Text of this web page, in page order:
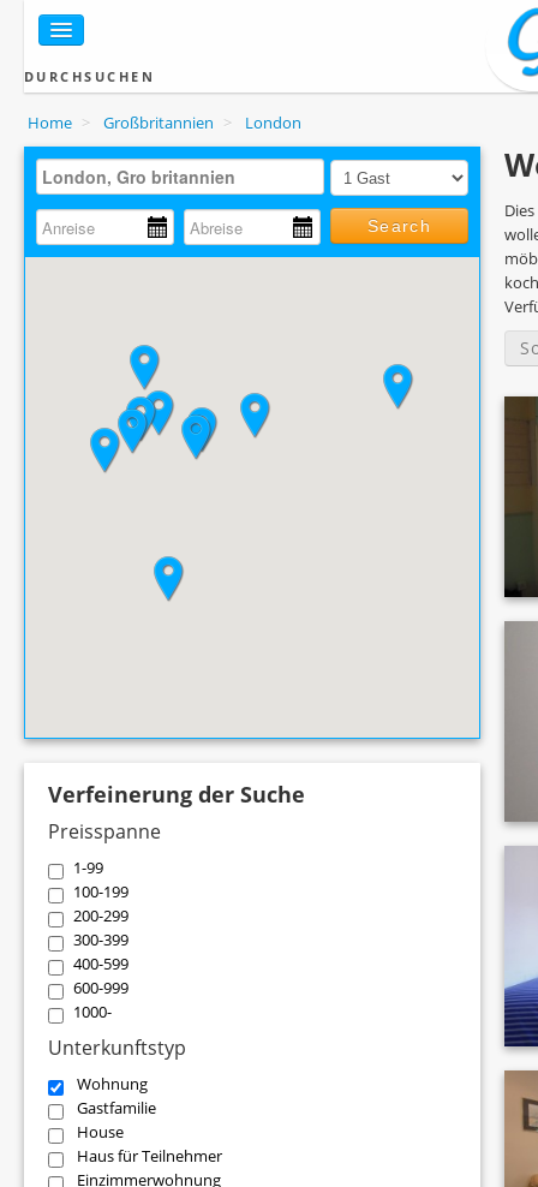
DURCHSUCHEN
Home > Großbritannien > London
Search
Verfeinerung der Suche
Preisspanne
1-99
100-199
200-299
300-399
400-599
600-999
1000-
Unterkunftstyp
Wohnung
Gastfamilie
House
Haus für Teilnehmer
Einzimmerwohnung